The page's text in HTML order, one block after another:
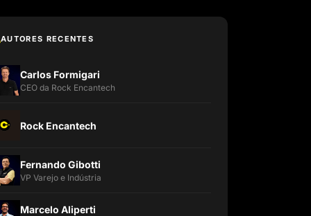
AUTORES RECENTES
Carlos Formigari
CEO da Rock Encantech
Rock Encantech
Fernando Gibotti
VP Varejo e Indústria
Marcelo Aliperti